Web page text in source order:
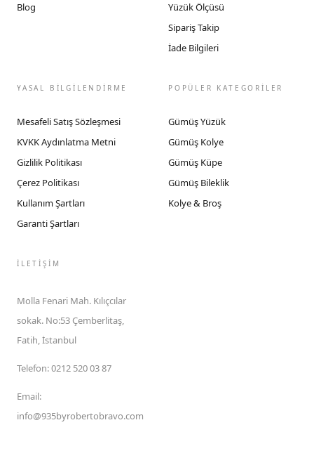
Blog
Yüzük Ölçüsü
Sipariş Takip
İade Bilgileri
YASAL BİLGİLENDİRME
Mesafeli Satış Sözleşmesi
KVKK Aydınlatma Metni
Gizlilik Politikası
Çerez Politikası
Kullanım Şartları
Garanti Şartları
POPÜLER KATEGORİLER
Gümüş Yüzük
Gümüş Kolye
Gümüş Küpe
Gümüş Bileklik
Kolye & Broş
İLETIŞIM
Molla Fenari Mah. Kılıçcılar
sokak. No:53 Çemberlitaş,
Fatih, İstanbul
Telefon:0212 520 03 87
Email:
info@935byrobertobravo.com